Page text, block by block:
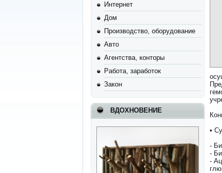
Интернет
Дом
Производство, оборудование
Авто
Агентства, конторы
Работа, заработок
Закон
ВДОХНОВЕНИЕ
•
-
-
-